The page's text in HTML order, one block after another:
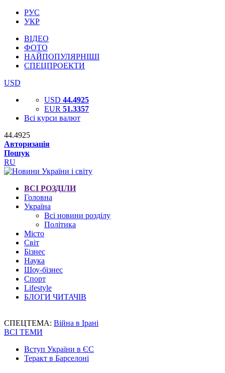
РУС
УКР
ВІДЕО
ФОТО
НАЙПОПУЛЯРНІШІ
СПЕЦПРОЕКТИ
USD
USD 44.4925
EUR 51.3357
Всі курси валют
44.4925
Авторизація
Пошук
RU
ВСІ РОЗДІЛИ
Головна
Україна
Всі новини розділу
Політика
Місто
Світ
Бізнес
Наука
Шоу-бізнес
Спорт
Lifestyle
БЛОГИ ЧИТАЧІВ
СПЕЦТЕМА: Війна в Ірані
ВСІ ТЕМИ
Вступ України в ЄС
Теракт в Барселоні